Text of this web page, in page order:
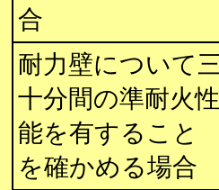
合
耐力壁について
十分間の準耐火性
能を有すること
を確かめる場合